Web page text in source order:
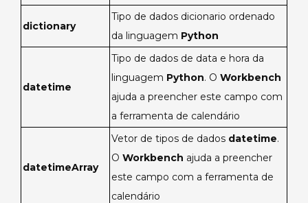
dictionary
Tipo de dados dicionario ordenado
da linguagem Python
datetime
Tipo de dados de data e hora da
linguagem Python. O Workbench
ajuda a preencher este campo com
a ferramenta de calendário
datetimeArray
Vetor de tipos de dados datetime.
O Workbench ajuda a preencher
este campo com a ferramenta de
calendário